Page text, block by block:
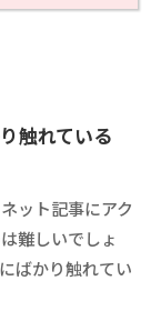
触れている
ット記事にアク
難しいでしょ
ばかり触れてい